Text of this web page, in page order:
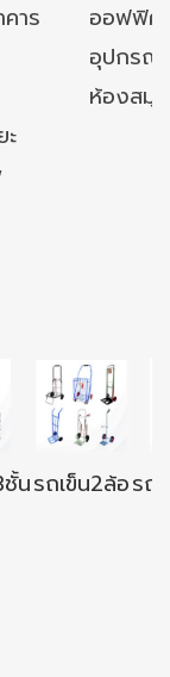
าร
ออฟฟิศ/
อุปกรณ์
ห้องสมุ
นรถเข็น2ล้อรถ